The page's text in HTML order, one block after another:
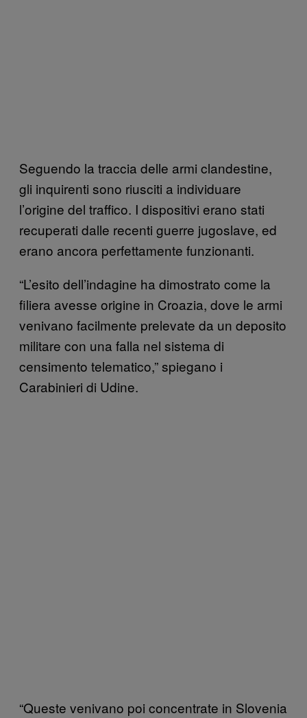
Seguendo la traccia delle armi clandestine,
gli inquirenti sono riusciti a individuare
l’origine del traffico. I dispositivi erano stati
recuperati dalle recenti guerre jugoslave, ed
erano ancora perfettamente funzionanti.
“L’esito dell’indagine ha dimostrato come la
filiera avesse origine in Croazia, dove le armi
venivano facilmente prelevate da un deposito
militare con una falla nel sistema di
censimento telematico,” spiegano i
Carabinieri di Udine.
“Queste venivano poi concentrate in Slovenia